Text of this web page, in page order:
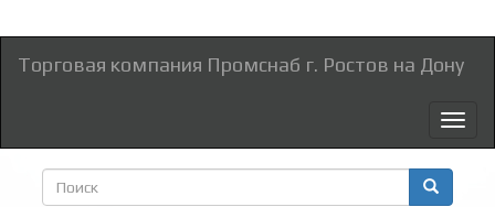
Торговая компания Промснаб г. Ростов на Дону
Форма
поиска